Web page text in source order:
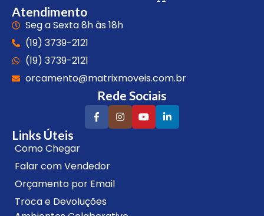
Atendimento
Seg a Sexta 8h às 18h
(19) 3739-2121
(19) 3739-2121
orcamento@matrixmoveis.com.br
Rede Sociais
Links Úteis
Como Chegar
Falar com Vendedor
Orçamento por Email
Troca e Devoluções